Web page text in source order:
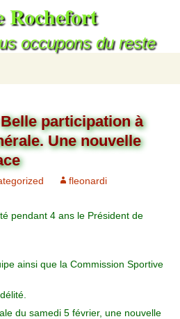
Rochefort
occupons du reste
participation à
Une nouvelle
fleonardi
pendant 4 ans le Président de
ainsi que la Commission Sportive
du samedi 5 février, une nouvelle